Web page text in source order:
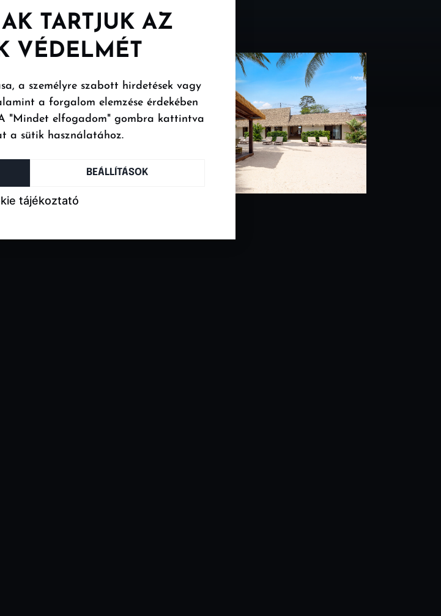
TARTJUK AZ
VÉDELMÉT
a személyre szabott hirdetések vagy
a forgalom elemzése érdekében
"Mindet elfogadom" gombra kattintva
a sütik használatához.
BEÁLLÍTÁSOK
tájékoztató